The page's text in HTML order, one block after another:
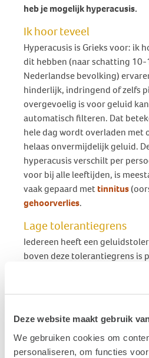
Deze website maakt gebruik
We gebruiken cookies om
personaliseren, om functies
heb je mogelijk hyperacusis.
Ik hoor teveel
Hyperacusis is Grieks voor: ik
dit hebben (naar schatting
Nederlandse bevolking)
hinderlijk, indringend of zelfs
overgevoelig is voor geluid
automatisch filteren. Dat
hele dag wordt overladen met
helaas onvermijdelijk geluid.
hyperacusis verschilt per
voor bij alle leeftijden, is
vaak gepaard met tinnitus
gehoorverlies.
Lage tolerantiegrens
Iedereen heeft een
boven deze tolerantiegrens is
hyperacusis is de bovengrens
kunnen ‘normale’ geluiden
volumeknop van
Wat is er aan de hand?